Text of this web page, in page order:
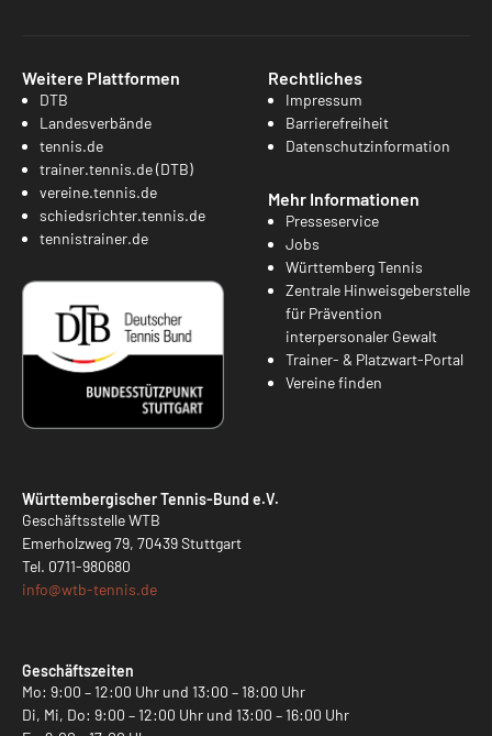
Weitere Plattformen
DTB
Landesverbände
tennis.de
trainer.tennis.de (DTB)
vereine.tennis.de
schiedsrichter.tennis.de
tennistrainer.de
Rechtliches
Impressum
Barrierefreiheit
Datenschutzinformation
Mehr Informationen
Presseservice
Jobs
Württemberg Tennis
Zentrale Hinweisgeberstelle
für Prävention
interpersonaler Gewalt
Trainer- & Platzwart-Portal
Vereine finden
Württembergischer Tennis-Bund e.V.
Geschäftsstelle WTB
Emerholzweg 79, 70439 Stuttgart
Tel. 0711-980680
info@wtb-tennis.de
Geschäftszeiten
Mo: 9:00 – 12:00 Uhr und 13:00 – 18:00 Uhr
Di, Mi, Do: 9:00 – 12:00 Uhr und 13:00 – 16:00 Uhr